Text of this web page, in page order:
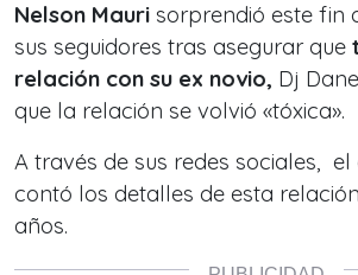
Nelson Mauri sorprendió este fin
sus seguidores tras asegurar que
relación con su ex novio, Dj
que la relación se volvió «tóxica».
A través de sus redes sociales, el
contó los detalles de esta
años.